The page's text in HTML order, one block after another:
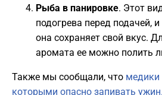
Рыба в панировке. Этот
подогрева перед подачей,
она сохраняет свой вкус.
аромата ее можно полить
Также мы сообщали, что медики
которыми опасно запивать ужин.